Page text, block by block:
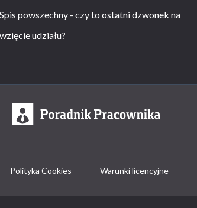
Spis powszechny - czy to ostatni dzwonek na
wzięcie udziału?
Polityka Cookies Warunki licencyjne